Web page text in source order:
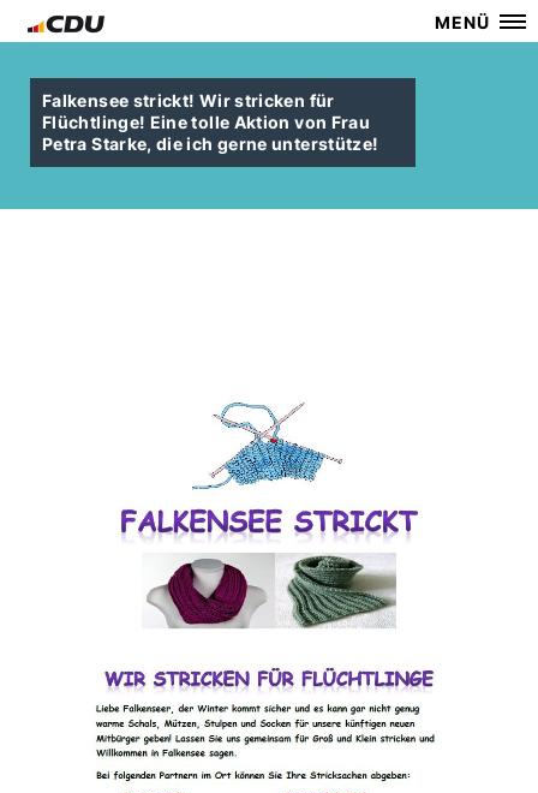
MENÜ
Falkensee strickt! Wir stricken für
Flüchtlinge! Eine tolle Aktion von Frau
Petra Starke, die ich gerne unterstütze!